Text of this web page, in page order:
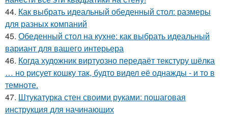
44. Как выбрать идеальный обеденный стол: размеры
для разных компаний
45. Обеденный стол на кухне: как выбрать идеальный
вариант для вашего интерьера
46. Когда художник виртуозно передаёт текстуру шёлка
… но рисует кошку так, будто видел её однажды - и то в
темноте.
47. Штукатурка стен своими руками: пошаговая
инструкция для начинающих